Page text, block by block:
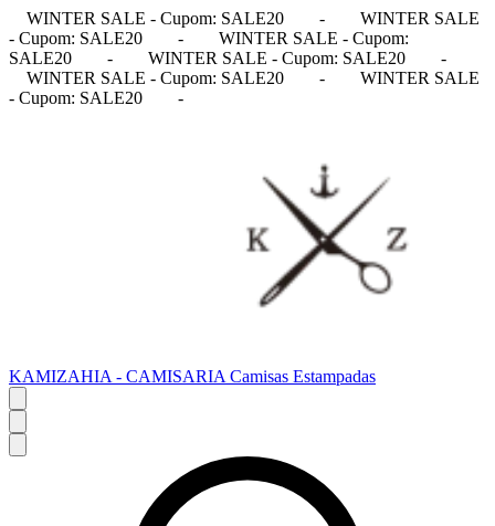
WINTER SALE - Cupom: SALE20 -
WINTER SALE
- Cupom: SALE20
-
WINTER SALE - Cupom:
SALE20
- WINTER SALE - Cupom: SALE20
-
WINTER SALE - Cupom: SALE20
-
WINTER SALE
- Cupom: SALE20
-
KAMIZAHIA - CAMISARIA Camisas Estampadas